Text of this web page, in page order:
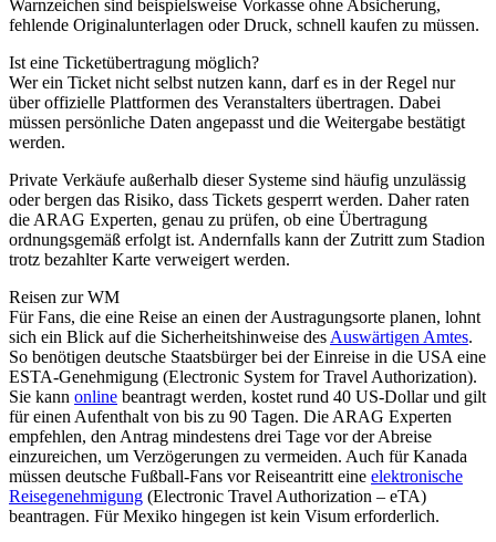
Warnzeichen sind beispielsweise Vorkasse ohne Absicherung,
fehlende Originalunterlagen oder Druck, schnell kaufen zu müssen.
Ist eine Ticketübertragung möglich?
Wer ein Ticket nicht selbst nutzen kann, darf es in der Regel nur
über offizielle Plattformen des Veranstalters übertragen. Dabei
müssen persönliche Daten angepasst und die Weitergabe bestätigt
werden.
Private Verkäufe außerhalb dieser Systeme sind häufig unzulässig
oder bergen das Risiko, dass Tickets gesperrt werden. Daher raten
die ARAG Experten, genau zu prüfen, ob eine Übertragung
ordnungsgemäß erfolgt ist. Andernfalls kann der Zutritt zum Stadion
trotz bezahlter Karte verweigert werden.
Reisen zur WM
Für Fans, die eine Reise an einen der Austragungsorte planen, lohnt
sich ein Blick auf die Sicherheitshinweise des Auswärtigen Amtes.
So benötigen deutsche Staatsbürger bei der Einreise in die USA eine
ESTA-Genehmigung (Electronic System for Travel Authorization).
Sie kann online beantragt werden, kostet rund 40 US-Dollar und gilt
für einen Aufenthalt von bis zu 90 Tagen. Die ARAG Experten
empfehlen, den Antrag mindestens drei Tage vor der Abreise
einzureichen, um Verzögerungen zu vermeiden. Auch für Kanada
müssen deutsche Fußball-Fans vor Reiseantritt eine elektronische
Reisegenehmigung (Electronic Travel Authorization – eTA)
beantragen. Für Mexiko hingegen ist kein Visum erforderlich.